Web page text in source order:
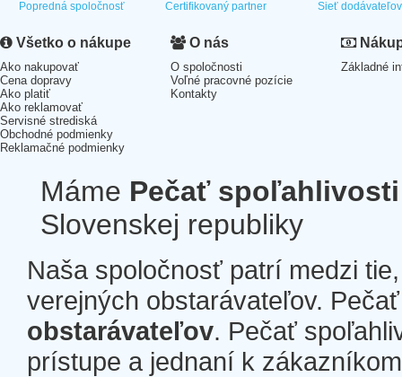
Popredná spoločnosť Certifikovaný partner Sieť dodávateľov
Všetko o nákupe
Ako nakupovať
Cena dopravy
Ako platiť
Ako reklamovať
Servisné strediská
Obchodné podmienky
Reklamačné podmienky
O nás
O spoločnosti
Voľné pracovné pozície
Kontakty
Základné
Máme Pečať spoľahlivosti
Slovenskej republiky
Naša spoločnosť patrí medzi
verejných obstarávateľov.
obstarávateľov. Pečať
prístupe a jednaní k